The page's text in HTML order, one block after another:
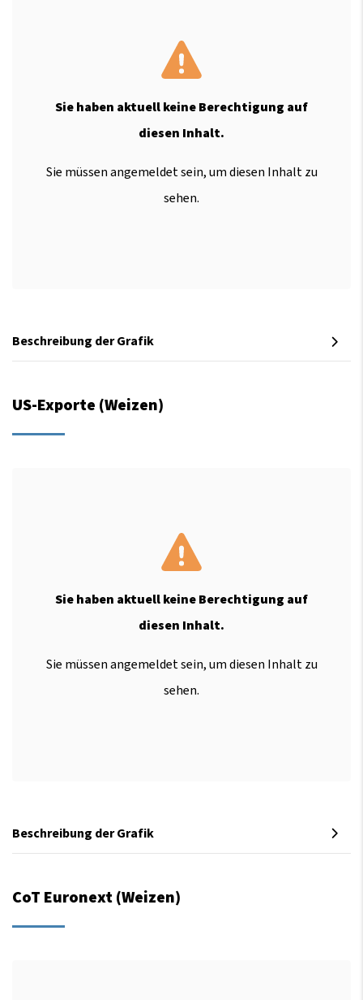
Sie haben aktuell keine Berechtigung auf
diesen Inhalt.
Sie müssen angemeldet sein, um diesen Inhalt zu
sehen.
Beschreibung der Grafik
US-Exporte (Weizen)
Sie haben aktuell keine Berechtigung auf
diesen Inhalt.
Sie müssen angemeldet sein, um diesen Inhalt zu
sehen.
Beschreibung der Grafik
CoT Euronext (Weizen)